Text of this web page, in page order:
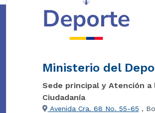
Ministerio del
Sede principal y Atención a
Ciudadanía
Avenida Cra. 68 No. 55-65 ,